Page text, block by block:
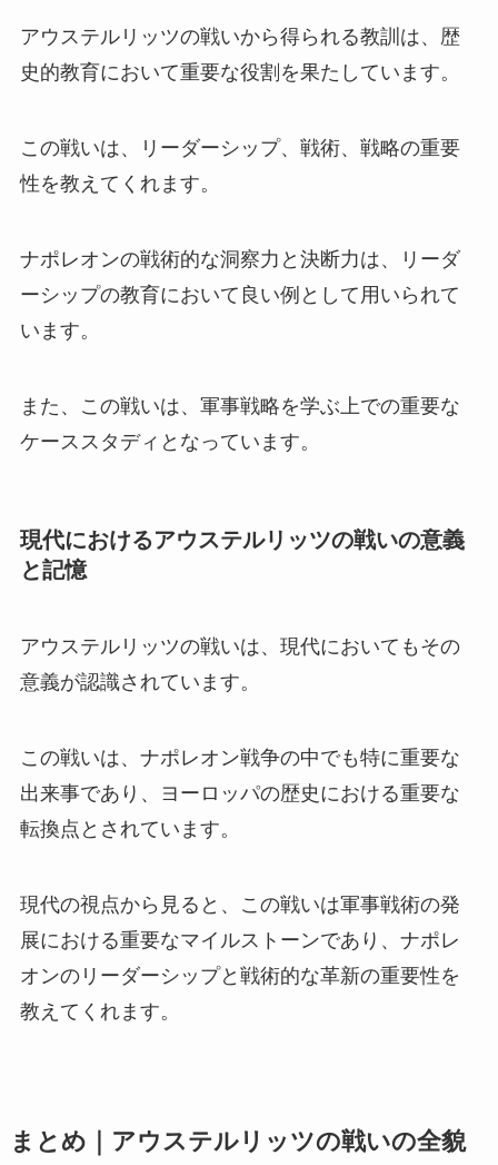
アウステルリッツの戦いから得られる教訓は、歴
史的教育において重要な役割を果たしています。
この戦いは、リーダーシップ、戦術、戦略の重要
性を教えてくれます。
ナポレオンの戦術的な洞察力と決断力は、リーダ
ーシップの教育において良い例として用いられて
います。
また、この戦いは、軍事戦略を学ぶ上での重要な
ケーススタディとなっています。
現代におけるアウステルリッツの戦いの意義
と記憶
アウステルリッツの戦いは、現代においてもその
意義が認識されています。
この戦いは、ナポレオン戦争の中でも特に重要な
出来事であり、ヨーロッパの歴史における重要な
転換点とされています。
現代の視点から見ると、この戦いは軍事戦術の発
展における重要なマイルストーンであり、ナポレ
オンのリーダーシップと戦術的な革新の重要性を
教えてくれます。
まとめ｜アウステルリッツの戦いの全貌